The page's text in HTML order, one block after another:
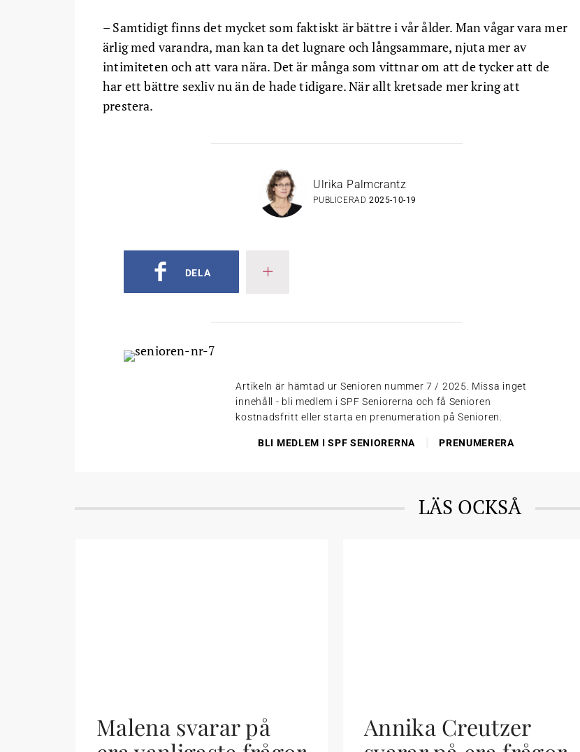
– Samtidigt finns det mycket som faktiskt är bättre i vår ålder. Man vågar vara mer
ärlig med varandra, man kan ta det lugnare och långsammare, njuta mer av
intimiteten och att vara nära. Det är många som vittnar om att de tycker att de
har ett bättre sexliv nu än de hade tidigare. När allt kretsade mer kring att
prestera.
Ulrika Palmcrantz
PUBLICERAD2025-10-19
DELA
Artikeln är hämtad ur Senioren nummer 7 / 2025. Missa inget
innehåll - bli medlem i SPF Seniorerna och få Senioren
kostnadsfritt eller starta en prenumeration på Senioren.
BLI MEDLEM I SPF SENIORERNA PRENUMERERA
LÄS OCKSÅ
Malena svarar på
Annika Creutzer